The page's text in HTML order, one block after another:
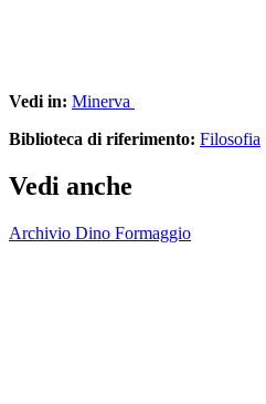
Vedi in: Minerva
Biblioteca di riferimento: Filosofia
Vedi anche
Archivio Dino Formaggio